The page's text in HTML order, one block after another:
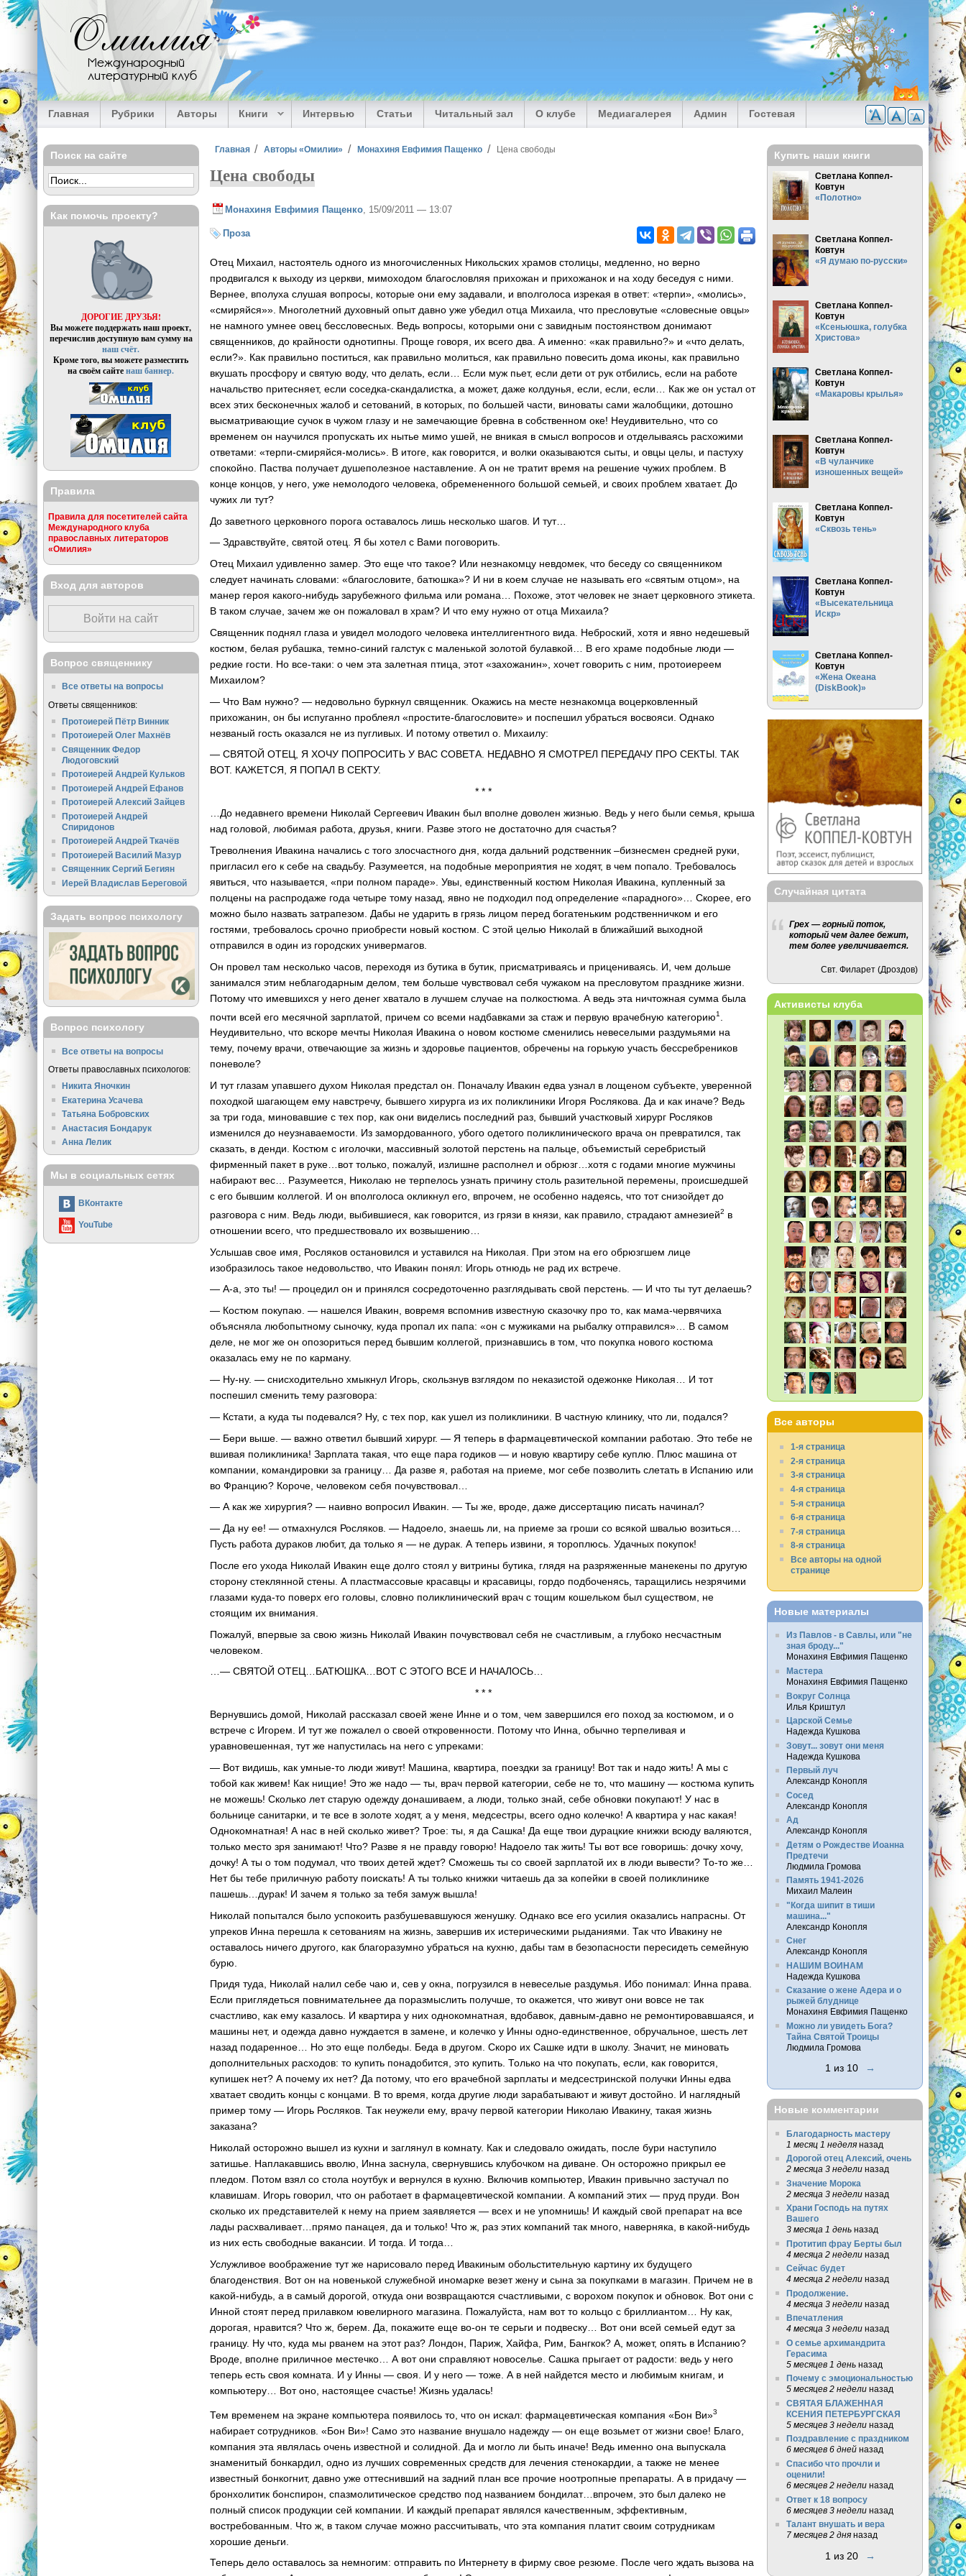
Перейти к основному содержанию
Омилия
Международный
литературный клуб
Главная Рубрики Авторы Книги Интервью Статьи Читальный зал О клубе Медиагалерея Админ Гостевая
Вы здесь
Главная Авторы «Омилии» Монахиня Евфимия Пащенко Цена свободы
Цена свободы
Монахиня Евфимия Пащенко , 15/09/2011 — 13:07
Проза
Отец Михаил, настоятель одного из многочисленных Никольских храмов столицы, медленно, но верно
продвигался к выходу из церкви, мимоходом благословляя прихожан и прихожанок и на ходу беседуя с ними.
Вернее, вполуха слушая вопросы, которые они ему задавали, и вполголоса изрекая в ответ: «терпи», «молись»,
«смиряйся»». Многолетний духовный опыт давно уже убедил отца Михаила, что пресловутые «словесные овцы»
не намного умнее овец бессловесных. Ведь вопросы, которыми они с завидным постоянством донимают
священников, до крайности однотипны. Проще говоря, их всего два. А именно: «как правильно?» и «что делать,
если?». Как правильно поститься, как правильно молиться, как правильно повесить дома иконы, как правильно
вкушать просфору и святую воду, что делать, если… Если муж пьет, если дети от рук отбились, если на работе
начальство притесняет, если соседка-скандалистка, а может, даже колдунья, если, если, если… Как же он устал от
всех этих бесконечных жалоб и сетований, в которых, по большей части, виноваты сами жалобщики, дотошно
высматривающие сучок в чужом глазу и не замечающие бревна в собственном оке! Неудивительно, что со
временем он научился пропускать их нытье мимо ушей, не вникая в смысл вопросов и отделываясь расхожими
ответами: «терпи-смиряйся-молись». В итоге, как говорится, и волки оказываются сыты, и овцы целы, и пастуху
спокойно. Паства получает душеполезное наставление. А он не тратит время на решение чужих проблем. В
конце концов, у него, уже немолодого человека, обремененного большой семьей, и своих проблем хватает. До
чужих ли тут?
До заветного церковного порога оставалось лишь несколько шагов. И тут…
— Здравствуйте, святой отец. Я бы хотел с Вами поговорить.
Отец Михаил удивленно замер. Это еще что такое? Или незнакомцу невдомек, что беседу со священником
следует начинать словами: «благословите, батюшка»? И ни в коем случае не называть его «святым отцом», на
манер героя какого-нибудь зарубежного фильма или романа… Похоже, этот человек не знает церковного этикета.
В таком случае, зачем же он пожаловал в храм? И что ему нужно от отца Михаила?
Священник поднял глаза и увидел молодого человека интеллигентного вида. Неброский, хотя и явно недешевый
костюм, белая рубашка, темно-синий галстук с маленькой золотой булавкой… В его храме подобные люди —
редкие гости. Но все-таки: о чем эта залетная птица, этот «захожанин», хочет говорить с ним, протоиереем
Михаилом?
— Что Вам нужно? — недовольно буркнул священник. Окажись на месте незнакомца воцерковленный
прихожанин, он бы испуганно проблеял «простите-благословите» и поспешил убраться восвояси. Однако
незваный гость оказался не из пугливых. И потому ответил о. Михаилу:
— СВЯТОЙ ОТЕЦ, Я ХОЧУ ПОПРОСИТЬ У ВАС СОВЕТА. НЕДАВНО Я СМОТРЕЛ ПЕРЕДАЧУ ПРО СЕКТЫ. ТАК
ВОТ. КАЖЕТСЯ, Я ПОПАЛ В СЕКТУ.
* * *
…До недавнего времени Николай Сергеевич Ивакин был вполне доволен жизнью. Ведь у него были семья, крыша
над головой, любимая работа, друзья, книги. Разве этого не достаточно для счастья?
Треволнения Ивакина начались с того злосчастного дня, когда дальний родственник –бизнесмен средней руки,
пригласил его к себе на свадьбу. Разумеется, на подобные мероприятия не ходят, в чем попало. Требовалось
явиться, что называется, «при полном параде». Увы, единственный костюм Николая Ивакина, купленный за
полцены на распродаже года четыре тому назад, явно не подходил под определение «парадного»… Скорее, его
можно было назвать затрапезом. Дабы не ударить в грязь лицом перед богатеньким родственничком и его
гостями, требовалось срочно приобрести новый костюм. С этой целью Николай в ближайший выходной
отправился в один из городских универмагов.
Он провел там несколько часов, переходя из бутика в бутик, присматриваясь и прицениваясь. И, чем дольше
занимался этим неблагодарным делом, тем больше чувствовал себя чужаком на пресловутом празднике жизни.
Потому что имевшихся у него денег хватало в лучшем случае на полкостюма. А ведь эта ничтожная сумма была
почти всей его месячной зарплатой, причем со всеми надбавками за стаж и первую врачебную категорию1
Неудивительно, что вскоре мечты Николая Ивакина о новом костюме сменились невеселыми раздумьями на
тему, почему врачи, отвечающие за жизнь и здоровье пациентов, обречены на горькую участь бессребреников
поневоле?
И тут глазам упавшего духом Николая предстал он. Поначалу Ивакин едва узнал в лощеном субъекте, уверенной
походкой шагающем ему навстречу, бывшего хирурга из их поликлиники Игоря Рослякова. Да и как иначе? Ведь
за три года, миновавшие с тех пор, как они виделись последний раз, бывший участковый хирург Росляков
изменился до неузнаваемости. Из замордованного, убого одетого поликлинического врача он превратился, так
сказать, в денди. Костюм с иголочки, массивный золотой перстень на пальце, объемистый серебристый
фирменный пакет в руке…вот только, пожалуй, излишне располнел и обрюзг…хотя с годами многие мужчины
набирают вес… Разумеется, Николаю не терпелось узнать причину столь разительной перемены, происшедшей
с его бывшим коллегой. И он вполголоса окликнул его, впрочем, не особенно надеясь, что тот снизойдет до
разговора с ним. Ведь люди, выбившиеся, как говорится, из грязи в князи, как правило, страдают амнезией2 в
отношении всего, что предшествовало их возвышению…
Услышав свое имя, Росляков остановился и уставился на Николая. При этом на его обрюзгшем лице
изобразилось такое недовольство, что Ивакин понял: Игорь отнюдь не рад их встрече.
— А-а, это ты! — процедил он и принялся сосредоточенно разглядывать свой перстень. — И что ты тут делаешь?
— Костюм покупаю. — нашелся Ивакин, вовремя вспомнив известную сказочку про то, как мама-червячиха
объясняла любопытному сыночку, куда пропал их папа: «он с мужиками на рыбалку отправился»… В самом
деле, не мог же он опозориться перед бывшим коллегой, признавшись в том, что покупка нового костюма
оказалась ему не по карману.
— Ну-ну. — снисходительно хмыкнул Игорь, скользнув взглядом по неказистой одежонке Николая… И тот
поспешил сменить тему разговора:
— Кстати, а куда ты подевался? Ну, с тех пор, как ушел из поликлиники. В частную клинику, что ли, подался?
— Бери выше. — важно ответил бывший хирург. — Я теперь в фармацевтической компании работаю. Это тебе не
вшивая поликлиника! Зарплата такая, что еще пара годиков — и новую квартиру себе куплю. Плюс машина от
компании, командировки за границу… Да разве я, работая на приеме, мог себе позволить слетать в Испанию или
во Францию? Короче, человеком себя почувствовал…
— А как же хирургия? — наивно вопросил Ивакин. — Ты же, вроде, даже диссертацию писать начинал?
— Да ну ее! — отмахнулся Росляков. — Надоело, знаешь ли, на приеме за гроши со всякой швалью возиться…
Пусть работа дураков любит, да только я — не дурак. А теперь извини, я тороплюсь. Удачных покупок!
После его ухода Николай Ивакин еще долго стоял у витрины бутика, глядя на разряженные манекены по другую
сторону стеклянной стены. А пластмассовые красавцы и красавицы, гордо подбоченясь, таращились незрячими
глазами куда-то поверх его головы, словно поликлинический врач с тощим кошельком был существом, не
стоящим их внимания.
Пожалуй, впервые за свою жизнь Николай Ивакин почувствовал себя не счастливым, а глубоко несчастным
человеком.
…— СВЯТОЙ ОТЕЦ…БАТЮШКА…ВОТ С ЭТОГО ВСЕ И НАЧАЛОСЬ…
* * *
Вернувшись домой, Николай рассказал своей жене Инне и о том, чем завершился его поход за костюмом, и о
встрече с Игорем. И тут же пожалел о своей откровенности. Потому что Инна, обычно терпеливая и
уравновешенная, тут же напустилась на него с упреками:
— Вот видишь, как умные-то люди живут! Машина, квартира, поездки за границу! Вот так и надо жить! А мы с
тобой как живем! Как нищие! Это же надо — ты, врач первой категории, себе не то, что машину — костюма купить
не можешь! Сколько лет старую одежду донашиваем, а люди, только знай, себе обновки покупают! У нас в
больнице санитарки, и те все в золоте ходят, а у меня, медсестры, всего одно колечко! А квартира у нас какая!
Однокомнатная! А нас в ней сколько живет? Трое: ты, я да Сашка! Да еще твои дурацкие книжки всюду валяются,
только место зря занимают! Что? Разве я не правду говорю! Надоело так жить! Ты вот все говоришь: дочку хочу,
дочку! А ты о том подумал, что твоих детей ждет? Сможешь ты со своей зарплатой их в люди вывести? То-то же…
Нет бы тебе приличную работу поискать! А ты только книжки читаешь да за копейки в своей поликлинике
пашешь…дурак! И зачем я только за тебя замуж вышла!
Николай попытался было успокоить разбушевавшуюся женушку. Однако все его усилия оказались напрасны. От
упреков Инна перешла к сетованиям на жизнь, завершив их истерическими рыданиями. Так что Ивакину не
оставалось ничего другого, как благоразумно убраться на кухню, дабы там в безопасности пересидеть семейную
бурю.
Придя туда, Николай налил себе чаю и, сев у окна, погрузился в невеселые раздумья. Ибо понимал: Инна права.
Если приглядеться повнимательнее да поразмыслить получше, то окажется, что живут они вовсе не так
счастливо, как ему казалось. И квартира у них однокомнатная, вдобавок, давным-давно не ремонтировавшаяся, и
машины нет, и одежда давно нуждается в замене, и колечко у Инны одно-единственное, обручальное, шесть лет
назад подаренное… Но это еще полбеды. Беда в другом. Скоро их Сашке идти в школу. Значит, не миновать
дополнительных расходов: то купить понадобится, это купить. Только на что покупать, если, как говорится,
купишек нет? А почему их нет? Да потому, что его врачебной зарплаты и медсестринской получки Инны едва
хватает сводить концы с концами. В то время, когда другие люди зарабатывают и живут достойно. И наглядный
пример тому — Игорь Росляков. Так неужели ему, врачу первой категории Николаю Ивакину, такая жизнь
заказана?
Николай осторожно вышел из кухни и заглянул в комнату. Как и следовало ожидать, после бури наступило
затишье. Наплакавшись вволю, Инна заснула, свернувшись клубочком на диване. Он осторожно прикрыл ее
пледом. Потом взял со стола ноутбук и вернулся в кухню. Включив компьютер, Ивакин привычно застучал по
клавишам. Игорь говорил, что он работает в фармацевтической компании. А компаний этих — пруд пруди. Вон
сколько их представителей к нему на прием заявляется — всех и не упомнишь! И каждый свой препарат на все
лады расхваливает…прямо панацея, да и только! Что ж, раз этих компаний так много, наверняка, в какой-нибудь
из них есть свободные вакансии. И тогда. И тогда…
Услужливое воображение тут же нарисовало перед Ивакиным обольстительную картину их будущего
благоденствия. Вот он на новенькой служебной иномарке везет жену и сына за покупками в магазин. Причем не в
какой-нибудь, а в самый дорогой, откуда они возвращаются счастливыми, с ворохом покупок и обновок. Вот они с
Инной стоят перед прилавком ювелирного магазина. Пожалуйста, нам вот то кольцо с бриллиантом… Ну как,
дорогая, нравится? Что ж, берем. Да, покажите еще во-он те серьги и подвеску… Вот они всей семьей едут за
границу. Ну что, куда мы рванем на этот раз? Лондон, Париж, Хайфа, Рим, Бангкок? А, может, опять в Испанию?
Вроде, вполне приличное местечко… А вот они справляют новоселье. Сашка прыгает от радости: ведь у него
теперь есть своя комната. И у Инны — своя. И у него — тоже. А в ней найдется место и любимым книгам, и
компьютеру… Вот оно, настоящее счастье! Жизнь удалась!
Тем временем на экране компьютера появилось то, что он искал: фармацевтическая компания «Бон Ви»3
набирает сотрудников. «Бон Ви»! Само это название внушало надежду — он еще возьмет от жизни свое! Благо,
компания эта являлась очень известной и солидной. Да и могло ли быть иначе! Ведь именно она выпускала
знаменитый бонкардил, одно из лучших современных средств для лечения стенокардии, а также не менее
известный бонкогнит, давно уже оттеснивший на задний план все прочие ноотропные препараты. А в придачу —
бронхолитик бонспирон, спазмолитическое средство под названием бондилат…впрочем, это был далеко не
полный список продукции сей компании. И каждый препарат являлся качественным, эффективным,
востребованным. Что ж, в таком случае можно рассчитывать, что эта компания платит своим сотрудникам
хорошие деньги.
Теперь дело оставалось за немногим: отправить по Интернету в фирму свое резюме. После чего ждать вызова на
Поиск на сайте
Как помочь проекту?
ДОРОГИЕ ДРУЗЬЯ!
Вы можете поддержать наш проект,
перечислив доступную вам сумму на
наш счёт.
Кроме того, вы можете разместить
на своём сайтенаш баннер.
Правила
Правила для посетителей сайта
Международного клуба
православных литераторов
«Омилия»
Вход для авторов
Войти на сайт
Вопрос священнику
Все ответы на вопросы
Ответы священников:
Протоиерей Пётр Винник
Протоиерей Олег Махнёв
Священник Федор
Людоговский
Протоиерей Андрей Кульков
Протоиерей Андрей Ефанов
Протоиерей Алексий Зайцев
Протоиерей Андрей
Спиридонов
Протоиерей Андрей Ткачёв
Протоиерей Василий Мазур
Священник Сергий Бегиян
Иерей Владислав Береговой
Задать вопрос психологу
Вопрос психологу
Все ответы на вопросы
Ответы православных психологов:
Никита Яночкин
Екатерина Усачева
Татьяна Бобровских
Анастасия Бондарук
Анна Лелик
Мы в социальных сетях
ВКонтакте
YouTube
Купить наши книги
Светлана Коппел-
Ковтун
«Полотно»
Светлана Коппел-
Ковтун
«Я думаю по-русски»
Светлана Коппел-
Ковтун
«Ксеньюшка, голубка
Христова»
Светлана Коппел-
Ковтун
«Макаровы крылья»
Светлана Коппел-
Ковтун
«В чуланчике
изношенных вещей»
Светлана Коппел-
Ковтун
«Сквозь тень»
Светлана Коппел-
Ковтун
«Высекательница
Искр»
Светлана Коппел-
Ковтун
«Жена Океана
(DiskBook)»
Случайная цитата
Грех — горный поток,
который чем далее бежит,
тем более увеличивается.
Свт. Филарет (Дроздов)
Активисты клуба
Все авторы
1-я страница
2-я страница
3-я страница
4-я страница
5-я страница
6-я страница
7-я страница
8-я страница
Все авторы на одной
странице
Новые материалы
Из Павлов - в Савлы, или "не
зная броду..."
Монахиня Евфимия Пащенко
Мастера
Монахиня Евфимия Пащенко
Вокруг Солнца
Илья Криштул
Царской Семье
Надежда Кушкова
Зовут... зовут они меня
Надежда Кушкова
Первый луч
Александр Конопля
Сосед
Александр Конопля
Ад
Александр Конопля
Детям о Рождестве Иоанна
Предтечи
Людмила Громова
Память 1941-2026
Михаил Малеин
"Когда шипит в тиши
машина..."
Александр Конопля
Снег
Александр Конопля
НАШИМ ВОИНАМ
Надежда Кушкова
Сказание о жене Адера и о
рыжей блуднице
Монахиня Евфимия Пащенко
Можно ли увидеть Бога?
Тайна Святой Троицы
Людмила Громова
1 из 10 →
Новые комментарии
Благодарность мастеру
1 месяц 1 неделяназад
Дорогой отец Алексий, очень
2 месяца 3 неделиназад
Значение Морока
2 месяца 3 неделиназад
Храни Господь на путях
Вашего
3 месяца 1 деньназад
Протитип фрау Берты был
4 месяца 2 неделиназад
Сейчас будет
4 месяца 2 неделиназад
Продолжение.
4 месяца 3 неделиназад
Впечатления
4 месяца 3 неделиназад
О семье архимандрита
Герасима
5 месяцев 1 деньназад
Почему с эмоциональностью
5 месяцев 2 неделиназад
СВЯТАЯ БЛАЖЕННАЯ
КСЕНИЯ ПЕТЕРБУРГСКАЯ
5 месяцев 3 неделиназад
Поздравление с праздником
6 месяцев 6 днейназад
Спасибо что прочли и
оценили!
6 месяцев 2 неделиназад
Ответ к 18 вопросу
6 месяцев 3 неделиназад
Талант внушать и вера
7 месяцев 2 дняназад
1 из 20 →